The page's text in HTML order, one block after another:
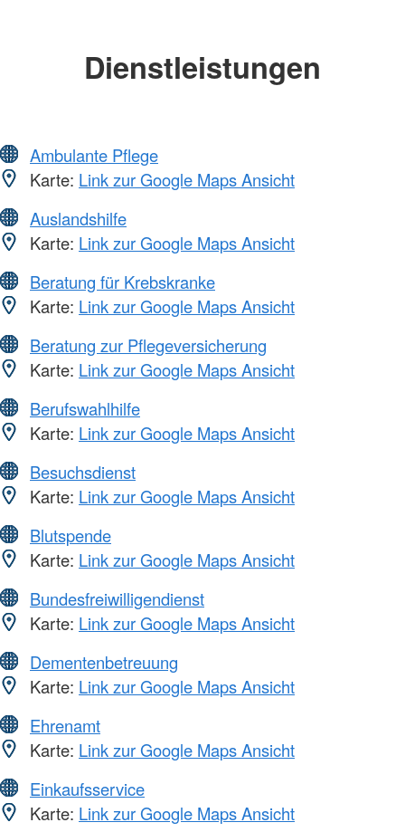
Dienstleistungen
Ambulante Pflege
Karte: Link zur Google Maps Ansicht
Auslandshilfe
Karte: Link zur Google Maps Ansicht
Beratung für Krebskranke
Karte: Link zur Google Maps Ansicht
Beratung zur Pflegeversicherung
Karte: Link zur Google Maps Ansicht
Berufswahlhilfe
Karte: Link zur Google Maps Ansicht
Besuchsdienst
Karte: Link zur Google Maps Ansicht
Blutspende
Karte: Link zur Google Maps Ansicht
Bundesfreiwilligendienst
Karte: Link zur Google Maps Ansicht
Dementenbetreuung
Karte: Link zur Google Maps Ansicht
Ehrenamt
Karte: Link zur Google Maps Ansicht
Einkaufsservice
Karte: Link zur Google Maps Ansicht